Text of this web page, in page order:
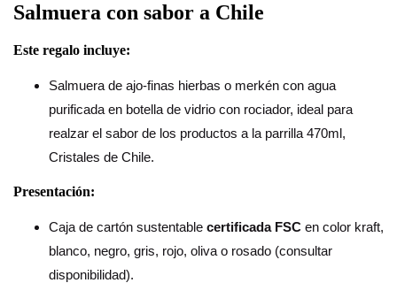
Salmuera con sabor a Chile
Este regalo incluye:
Salmuera de ajo-finas hierbas o merkén con agua
purificada en botella de vidrio con rociador, ideal para
realzar el sabor de los productos a la parrilla 470ml,
Cristales de Chile.
Presentación:
Caja de cartón sustentable certificada FSC en color kraft,
blanco, negro, gris, rojo, oliva o rosado (consultar
disponibilidad).